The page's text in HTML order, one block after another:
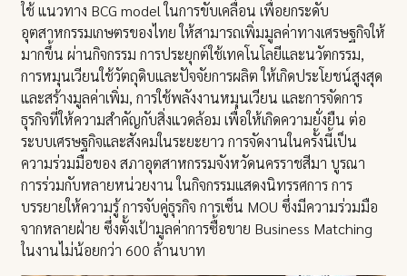
ใช้ แนวทาง BCG model ในการขับเคลื่อน เพื่อยกระดับ
อุตสาหกรรมเกษตรของไทย ให้สามารถเพิ่มมูลค่าทางเศรษฐกิจให้
มากขึ้น ผ่านกิจกรรม การประยุกต์ใช้เทคโนโลยีและนวัตกรรม,
การหมุนเวียนใช้วัตถุดิบและปัจจัยการผลิต ให้เกิดประโยชน์สูงสุด
และสร้างมูลค่าเพิ่ม, การใช้พลังงานหมุนเวียน และการจัดการ
ธุรกิจที่ให้ความสำคัญกับสิ่งแวดล้อม เพื่อให้เกิดความยั่งยืน ต่อ
ระบบเศรษฐกิจและสังคมในระยะยาว การจัดงานในครั้งนี้เป็น
ความร่วมมือของ สภาอุตสาหกรรมจังหวัดนครราชสีมา บูรณา
การร่วมกับหลายหน่วยงาน ในกิจกรรมแสดงนิทรรศการ การ
บรรยายให้ความรู้ การจับคู่ธุรกิจ การเซ็น MOU ซึ่งมีความร่วมมือ
จากหลายฝ่าย ซึ่งตั้งเป้ามูลค่าการซื้อขาย Business Matching
ในงานไม่น้อยกว่า 600 ล้านบาท